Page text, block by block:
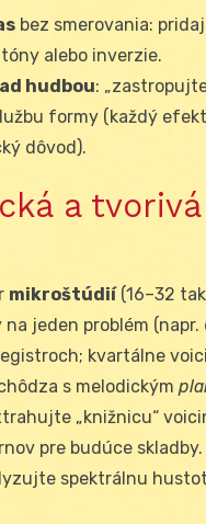
bez smerovania:
alebo inverzie.
hudbou:
formy (každý
dôvod).
a tvorivá
mikroštúdií(16–32
jeden problém (napr.
kvartálne
s melodickým
„knižnicu“
pre budúce
spektrálnu